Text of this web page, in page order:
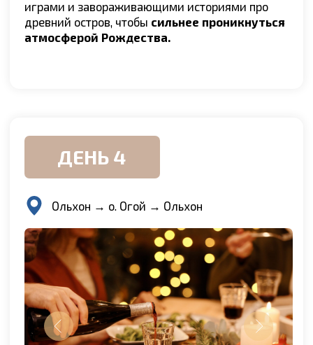
Я согласен с политики конфиденциальности.
Отправить заявку